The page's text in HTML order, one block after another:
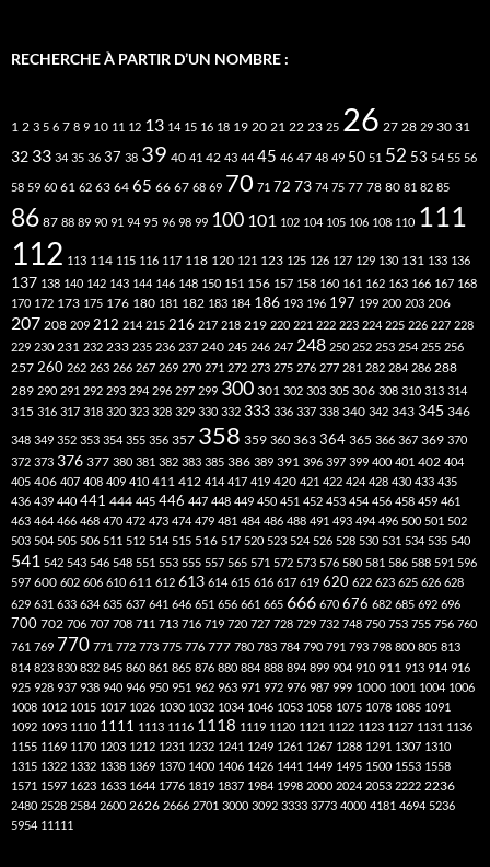
RECHERCHE À PARTIR D’UN NOMBRE :
1 2 3 5 6 7 8 9 10 11 12 13 14 15 16 18 19 20 21 22 23 25 26 27 28 29 30 31
32 33 34 35 36 37 38 39 40 41 42 43 44 45 46 47 48 49 50 51 52 53 54 55 56
58 59 60 61 62 63 64 65 66 67 68 69 70 71 72 73 74 75 77 78 80 81 82 85
86 87 88 89 90 91 94 95 96 98 99 100 101 102 104 105 106 108 110 111
112 113 114 115 116 117 118 120 121 123 125 126 127 129 130 131 133 136
137 138 140 142 143 144 146 148 150 151 156 157 158 160 161 162 163 166 167 168
170 172 173 175 176 180 181 182 183 184 186 193 196 197 199 200 203 206
207 208 209 212 214 215 216 217 218 219 220 221 222 223 224 225 226 227 228
229 230 231 232 233 235 236 237 240 245 246 247 248 250 252 253 254 255 256
257 260 262 263 266 267 269 270 271 272 273 275 276 277 281 282 284 286 288
289 290 291 292 293 294 296 297 299 300 301 302 303 305 306 308 310 313 314
315 316 317 318 320 323 328 329 330 332 333 336 337 338 340 342 343 345 346
348 349 352 353 354 355 356 357 358 359 360 363 364 365 366 367 369 370
372 373 376 377 380 381 382 383 385 386 389 391 396 397 399 400 401 402 404
405 406 407 408 409 410 411 412 414 417 419 420 421 422 424 428 430 433 435
436 439 440 441 444 445 446 447 448 449 450 451 452 453 454 456 458 459 461
463 464 466 468 470 472 473 474 479 481 484 486 488 491 493 494 496 500 501 502
503 504 505 506 511 512 514 515 516 517 520 523 524 526 528 530 531 534 535 540
541 542 543 546 548 551 553 555 557 565 571 572 573 576 580 581 586 588 591 596
597 600 602 606 610 611 612 613 614 615 616 617 619 620 622 623 625 626 628
629 631 633 634 635 637 641 646 651 656 661 665 666 670 676 682 685 692 696
700 702 706 707 708 711 713 716 719 720 727 728 729 732 748 750 753 755 756 760
761 769 770 771 772 773 775 776 777 780 783 784 790 791 793 798 800 805 813
814 823 830 832 845 860 861 865 876 880 884 888 894 899 904 910 911 913 914 916
925 928 937 938 940 946 950 951 962 963 971 972 976 987 999 1000 1001 1004 1006
1008 1012 1015 1017 1026 1030 1032 1034 1046 1053 1058 1075 1078 1085 1091
1092 1093 1110 1111 1113 1116 1118 1119 1120 1121 1122 1123 1127 1131 1136
1155 1169 1170 1203 1212 1231 1232 1241 1249 1261 1267 1288 1291 1307 1310
1315 1322 1332 1338 1369 1370 1400 1406 1426 1441 1449 1495 1500 1553 1558
1571 1597 1623 1633 1644 1776 1819 1837 1984 1998 2000 2024 2053 2222 2236
2480 2528 2584 2600 2626 2666 2701 3000 3092 3333 3773 4000 4181 4694 5236
5954 11111